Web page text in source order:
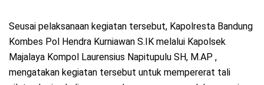
Seusai pelaksanaan kegiatan tersebut, Kapolresta Bandung
Kombes Pol Hendra Kurniawan S.IK melalui Kapolsek
Majalaya Kompol Laurensius Napitupulu SH, M.AP ,
mengatakan kegiatan tersebut untuk mempererat tali